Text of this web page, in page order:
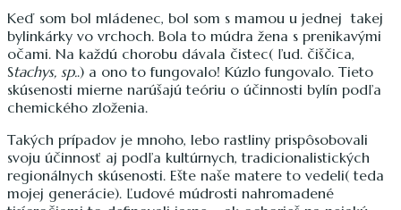
Keď som bol mládenec, bol som s mamou u jednej takej
bylinkárky vo vrchoch. Bola to múdra žena s prenikavými
očami. Na každú chorobu dávala čistec( ľud. čiščica,
Stachys, sp..) a ono to fungovalo! Kúzlo fungovalo. Tieto
skúsenosti mierne narúšajú teóriu o účinnosti bylín podľa
chemického zloženia.
Takých prípadov je mnoho, lebo rastliny prispôsobovali
svoju účinnosť aj podľa kultúrnych, tradicionalistických
regionálnych skúsenosti. Ešte naše matere to vedeli( teda
mojej generácie). Ľudové múdrosti nahromadené